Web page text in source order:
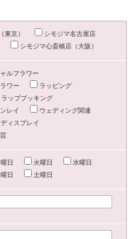
東京）
シモジマ名古屋店
シモジマ心斎橋店（大阪）
ルフラワー
ワー
ラッピング
ラップブッキング
レイ
ウェディング関連
ディスプレイ
曜日 火曜日
水曜日
日 土曜日